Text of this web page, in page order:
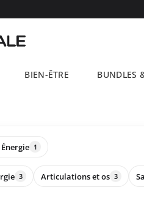
BIEN-ÊTRE BUNDLES
1
3 Articulations et os 3